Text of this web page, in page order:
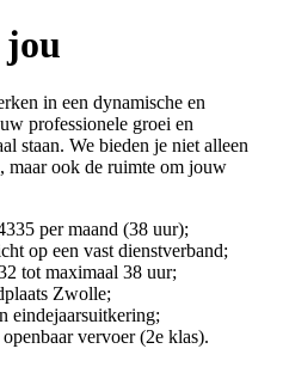
jou
in een dynamische en
professionele groei en
staan. We bieden je niet alleen
maar ook de ruimte om jouw
per maand (38 uur);
op een vast dienstverband;
tot maximaal 38 uur;
Zwolle;
eindejaarsuitkering;
vervoer (2e klas).